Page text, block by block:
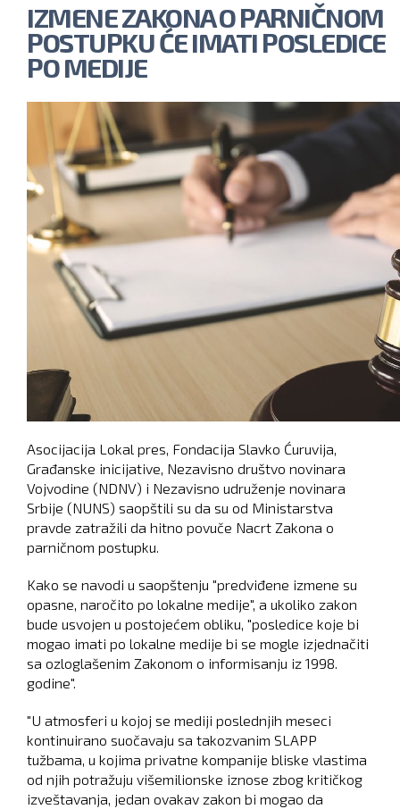
IZMENE ZAKONA O PARNIČNOM
POSTUPKU ĆE IMATI POSLEDICE
PO MEDIJE
Asocijacija Lokal pres, Fondacija Slavko Ćuruvija,
Građanske inicijative, Nezavisno društvo novinara
Vojvodine (NDNV) i Nezavisno udruženje novinara
Srbije (NUNS) saopštili su da su od Ministarstva
pravde zatražili da hitno povuče Nacrt Zakona o
parničnom postupku.
Kako se navodi u saopštenju "predviđene izmene su
opasne, naročito po lokalne medije", a ukoliko zakon
bude usvojen u postojećem obliku, "posledice koje bi
mogao imati po lokalne medije bi se mogle izjednačiti
sa ozloglašenim Zakonom o informisanju iz 1998.
godine".
"U atmosferi u kojoj se mediji poslednjih meseci
kontinuirano suočavaju sa takozvanim SLAPP
tužbama, u kojima privatne kompanije bliske vlastima
od njih potražuju višemilionske iznose zbog kritičkog
izveštavanja, jedan ovakav zakon bi mogao da